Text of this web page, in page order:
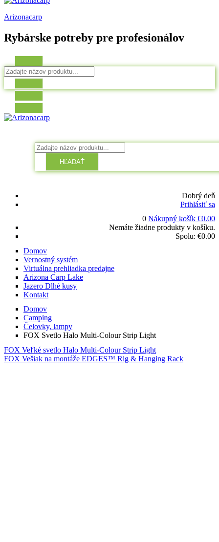
Arizonacarp
Rybárske potreby pre profesionálov
HĽADAŤ
Dobrý deň
Prihlásiť sa
0 Nákupný košík €0.00
Nemáte žiadne produkty v košíku.
Spolu: €0.00
Domov
Vernostný systém
Virtuálna prehliadka predajne
Arizona Carp Lake
Jazero Dlhé kusy
Kontakt
Domov
Camping
Čelovky, lampy
FOX Svetlo Halo Multi-Colour Strip Light
FOX Veľké svetlo Halo Multi-Colour Strip Light
FOX Vešiak na montáže EDGES™ Rig & Hanging Rack